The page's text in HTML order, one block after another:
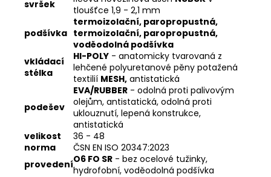
svršek
tloušťce 1,9 - 2,1 mm
podšívka
termoizolační, paropropustná,
termoizolační, paropropustná,
voděodolná podšívka
vkládací
stélka
HI-POLY - anatomicky tvarovaná z
lehčené polyuretanové pěny potažená
textilií MESH, antistatická
podešev
EVA/RUBBER - odolná proti palivovým
olejům, antistatická, odolná proti
uklouznutí, lepená konstrukce,
antistatická
velikost
36 - 48
norma
ČSN EN ISO 20347:2023
provedeníO6 FO SR - bez ocelové tužinky,
hydrofobní, voděodolná podšívka